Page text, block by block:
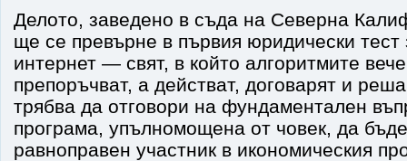
Делото, заведено в съда на Северна
ще се превърне в първия юридически тест
интернет — свят, в който алгоритмите
препоръчват, а действат, договарят и
трябва да отговори на фундаментален
програма, упълномощена от човек, да
равноправен участник в икономическия